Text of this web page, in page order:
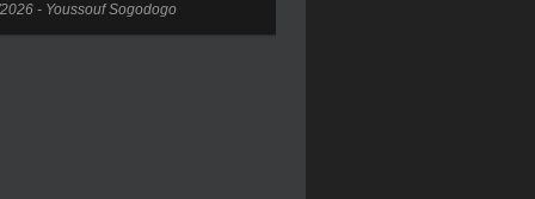
- Youssouf Sogodogo